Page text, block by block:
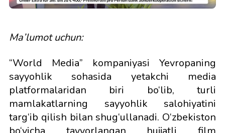
Ma’lumot uchun:
“World Media” kompaniyasi Yevropaning
sayyohlik sohasida yetakchi media
platformalaridan biri bo‘lib, turli
mamlakatlarning sayyohlik salohiyatini
targ‘ib qilish bilan shug‘ullanadi. O‘zbekiston